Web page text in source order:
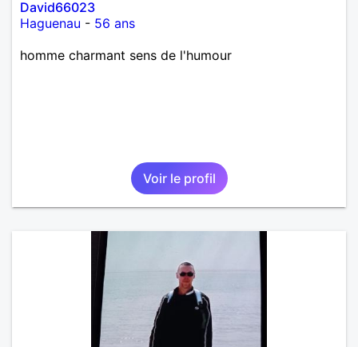
David66023
Haguenau - 56 ans
homme charmant sens de l'humour
Voir le profil